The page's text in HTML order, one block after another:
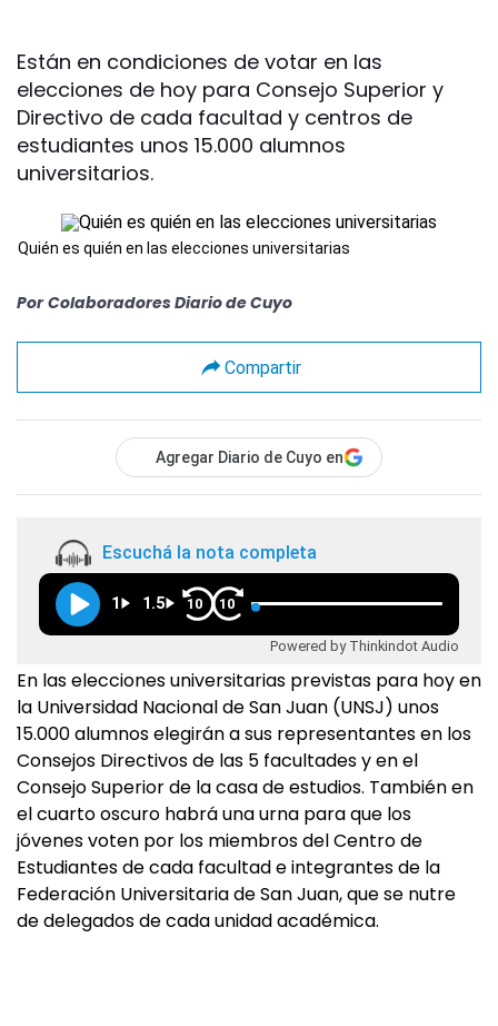
Están en condiciones de votar en las
elecciones de hoy para Consejo Superior y
Directivo de cada facultad y centros de
estudiantes unos 15.000 alumnos
universitarios.
Quién es quién en las elecciones universitarias
Por Colaboradores Diario de Cuyo
Compartir
Agregar Diario de Cuyo en
Escuchá la nota completa
1 1.5 10 10
Powered by Thinkindot Audio
En las elecciones universitarias previstas para hoy en
la Universidad Nacional de San Juan (UNSJ) unos
15.000 alumnos elegirán a sus representantes en los
Consejos Directivos de las 5 facultades y en el
Consejo Superior de la casa de estudios. También en
el cuarto oscuro habrá una urna para que los
jóvenes voten por los miembros del Centro de
Estudiantes de cada facultad e integrantes de la
Federación Universitaria de San Juan, que se nutre
de delegados de cada unidad académica.